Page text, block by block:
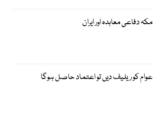
مکہ دفاعی معاہدہ اور ایران
عوام کو ریلیف دیں تو اعتماد حاصل ہوگا